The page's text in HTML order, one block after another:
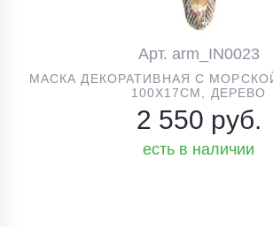
Арт. arm_IN0023
МАСКА ДЕКОРАТИВНАЯ С
100Х17СМ, ДЕРЕВО
2 550 руб.
есть в наличии